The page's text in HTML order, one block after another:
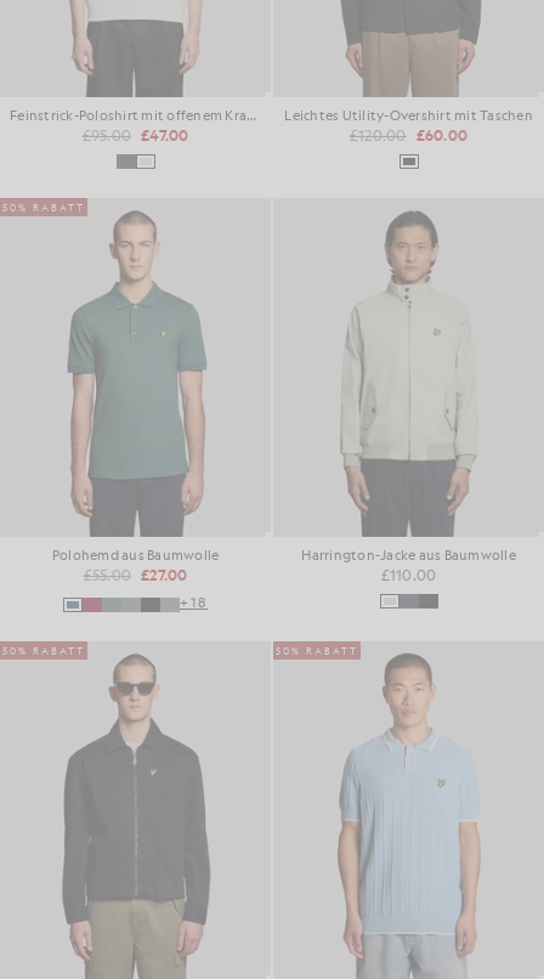
Feinstrick-Poloshirt mit offenem Kragen
£95.00 £47.00
Leichtes Utility-Overshirt mit Taschen
£120.00 £60.00
50% RABATT
Polohemd aus Baumwolle
£55.00 £27.00
+18
Harrington-Jacke aus Baumwolle
£110.00
50% RABATT 50% RABATT